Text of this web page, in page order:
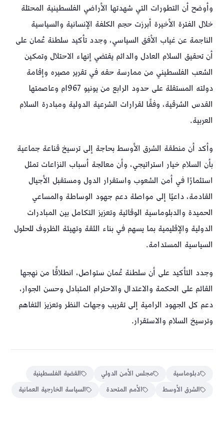
وأوضح أن التطورات التي شهدتها الأراضي الفلسطينية المحتلة
خلال الفترة الأخيرة أبرزت حجم الكلفة الإنسانية والسياسية
الناجمة عن غياب الأفق السياسي، وجدد تأكيد سلطنة عُمان على
أن تحقيق السلام العادل والدائم يقتضي إنهاء الاحتلال وتمكين
الشعب الفلسطيني من ممارسة حقه في تقرير مصيره وإقامة
دولته المستقلة على حدود الرابع من يونيو 1967م وعاصمتها
القدس الشرقية، وفقًا لقرارات الشرعية الدولية ومبادرة السلام
العربية.
وأكد أن منطقة الشرق الأوسط بحاجة إلى ترسيخ قناعة جماعية
بأن السلام خيار استراتيجي، وأن معالجة أسباب النزاعات تمثل
استثمارًا في أمن الشعوب واستقرار الدول ومستقبل الأجيال
القادمة، داعيًا إلى مواصلة دعم جهود الوساطة والمساعي
الحميدة والدبلوماسية الوقائية وتعزيز التكامل بين المبادرات
الدولية والإقليمية بما يسهم في بناء الثقة وتهيئة الظروف للحلول
السياسية المستدامة.
وجدد التأكيد على أن سلطنة عُمان ستواصل، انطلاقًا من نهجها
القائم على الحكمة والاعتدال والاحترام المتبادل وحسن الجوار،
دعم كل الجهود الرامية إلى تقريب وجهات النظر وتعزيز التفاهم
وترسيخ السلام والاستقرار.
دبلوماسية مجلس الأمن الدولي
القضية الفلسطينية
الشرق الأوسط
الأمم المتحدة السياسة الخارجية العمانية